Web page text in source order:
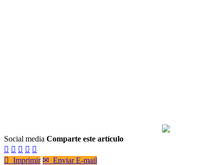
Social media Comparte este artículo
    
 Imprimir ✉ Enviar E-mail